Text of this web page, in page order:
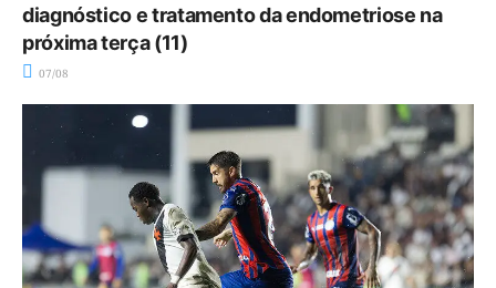
diagnóstico e tratamento da endometriose na
próxima terça (11)
07/08